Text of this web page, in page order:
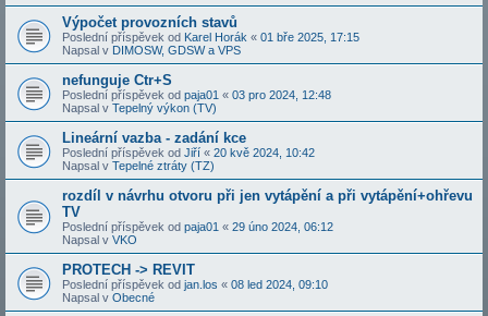
Výpočet provozních stavů
Poslední příspěvek od Karel Horák « 01 bře 2025, 17:15
Napsal v DIMOSW, GDSW a VPS
nefunguje Ctr+S
Poslední příspěvek od paja01 « 03 pro 2024, 12:48
Napsal v Tepelný výkon (TV)
Lineární vazba - zadání kce
Poslední příspěvek od Jiří « 20 kvě 2024, 10:42
Napsal v Tepelné ztráty (TZ)
rozdíl v návrhu otvoru při jen vytápění a při vytápění+ohřevu
TV
Poslední příspěvek od paja01 « 29 úno 2024, 06:12
Napsal v VKO
PROTECH -> REVIT
Poslední příspěvek od jan.los « 08 led 2024, 09:10
Napsal v Obecné